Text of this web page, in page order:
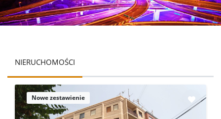
NIERUCHOMOŚCI
Nowe zestawienie